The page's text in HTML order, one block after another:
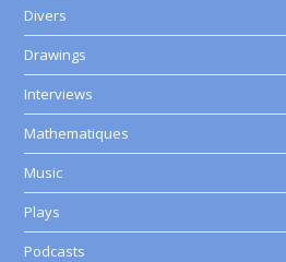
Divers
Drawings
Interviews
Mathematiques
Music
Plays
Podcasts